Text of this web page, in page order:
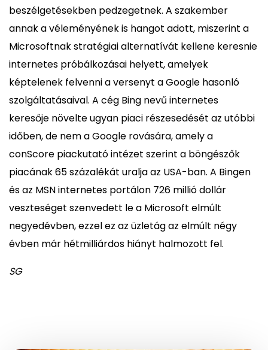
beszélgetésekben pedzegetnek. A szakember
annak a véleményének is hangot adott, miszerint a
Microsoftnak stratégiai alternatívát kellene keresnie
internetes próbálkozásai helyett, amelyek
képtelenek felvenni a versenyt a Google hasonló
szolgáltatásaival. A cég Bing nevű internetes
keresője növelte ugyan piaci részesedését az utóbbi
időben, de nem a Google rovására, amely a
conScore piackutató intézet szerint a böngészők
piacának 65 százalékát uralja az USA-ban. A Bingen
és az MSN internetes portálon 726 millió dollár
veszteséget szenvedett le a Microsoft elmúlt
negyedévben, ezzel ez az üzletág az elmúlt négy
évben már hétmilliárdos hiányt halmozott fel.
SG